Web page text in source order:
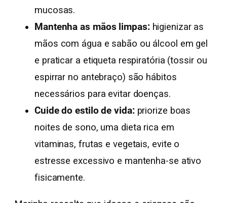
mucosas.
Mantenha as mãos limpas: higienizar as
mãos com água e sabão ou álcool em gel
e praticar a etiqueta respiratória (tossir ou
espirrar no antebraço) são hábitos
necessários para evitar doenças.
Cuide do estilo de vida:priorize boas
noites de sono, uma dieta rica em
vitaminas, frutas e vegetais, evite o
estresse excessivo e mantenha-se ativo
fisicamente.